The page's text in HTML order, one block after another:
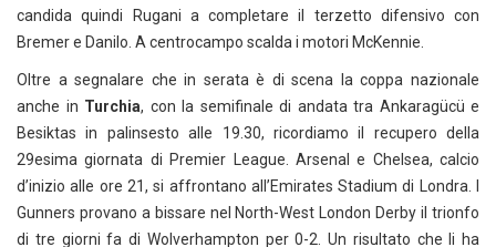
candida quindi Rugani a completare il terzetto difensivo con
Bremer e Danilo. A centrocampo scalda i motori McKennie.
Oltre a segnalare che in serata è di scena la coppa nazionale
anche in Turchia, con la semifinale di andata tra Ankaragücü e
Besiktas in palinsesto alle 19.30, ricordiamo il recupero della
29esima giornata di Premier League. Arsenal e Chelsea, calcio
d’inizio alle ore 21, si affrontano all’Emirates Stadium di Londra. I
Gunners provano a bissare nel North-West London Derby il trionfo
di tre giorni fa di Wolverhampton per 0-2. Un risultato che li ha